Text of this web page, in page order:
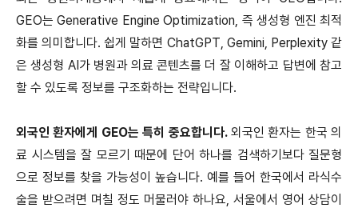
GEO는 Generative Engine Optimization, 즉 생성형 엔진 최적
화를 의미합니다. 쉽게 말하면 ChatGPT, Gemini, Perplexity 같
은 생성형 AI가 병원과 의료 콘텐츠를 더 잘 이해하고 답변에 참고
할 수 있도록 정보를 구조화하는 전략입니다.
외국인 환자에게 GEO는 특히 중요합니다. 외국인 환자는 한국 의
료 시스템을 잘 모르기 때문에 단어 하나를 검색하기보다 질문형
으로 정보를 찾을 가능성이 높습니다. 예를 들어 한국에서 라식수
술을 받으려면 며칠 정도 머물러야 하나요, 서울에서 영어 상담이